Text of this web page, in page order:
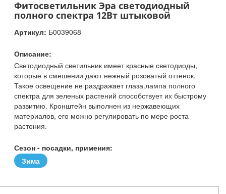
Фитосветильник Эра светодиодный
полного спектра 12Вт штыковой
Артикул: Б0039068
Описание:
Светодиодный светильник имеет красные светодиоды,
которые в смешении дают нежный розоватый оттенок.
Такое освещение не раздражает глаза.лампа полного
спектра для зеленых растений способствует их быстрому
развитию. Кронштейн выполнен из нержавеющих
материалов, его можно регулировать по мере роста
растения.
Сезон - посадки, примения:
Зима